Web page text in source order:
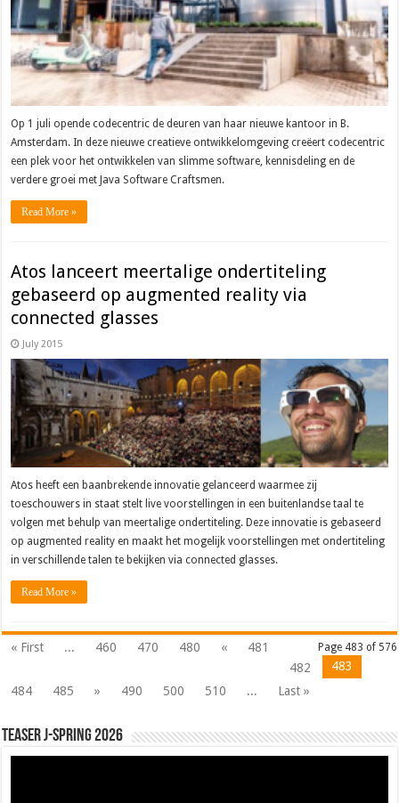
Op 1 juli opende codecentric de deuren van haar nieuwe kantoor in B.
Amsterdam. In deze nieuwe creatieve ontwikkelomgeving creëert codecentric
een plek voor het ontwikkelen van slimme software, kennisdeling en de
verdere groei met Java Software Craftsmen.
Read More »
Atos lanceert meertalige ondertiteling
gebaseerd op augmented reality via
connected glasses
July 2015
Atos heeft een baanbrekende innovatie gelanceerd waarmee zij
toeschouwers in staat stelt live voorstellingen in een buitenlandse taal te
volgen met behulp van meertalige ondertiteling. Deze innovatie is gebaseerd
op augmented reality en maakt het mogelijk voorstellingen met ondertiteling
in verschillende talen te bekijken via connected glasses.
Read More »
Page 483 of 576
« First ... 460 470 480 «
481
482
483
484
485 » 490 500 510 ... Last »
Teaser J-Spring 2026